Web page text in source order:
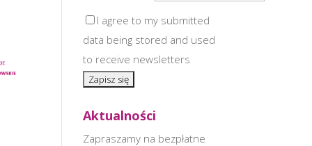
I agree to my submitted
data being stored and used
to receive newsletters
Aktualności
Zapraszamy na bezpłatne